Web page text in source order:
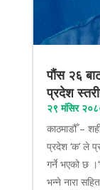
पौंस २६
प्रदेश
२९ मंसिर
काठमाडौँ –
प्रदेश ‘क’ ले
गर्ने भएको छ
भन्ने नारा